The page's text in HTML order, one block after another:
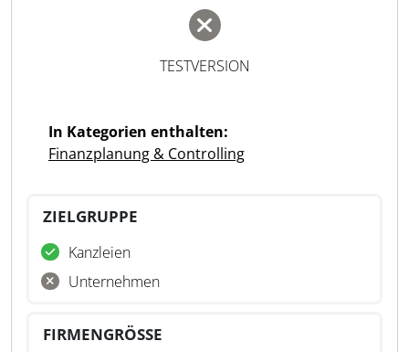
TESTVERSION
In Kategorien enthalten:
Finanzplanung & Controlling
ZIELGRUPPE
Kanzleien
Unternehmen
FIRMENGRÖSSE